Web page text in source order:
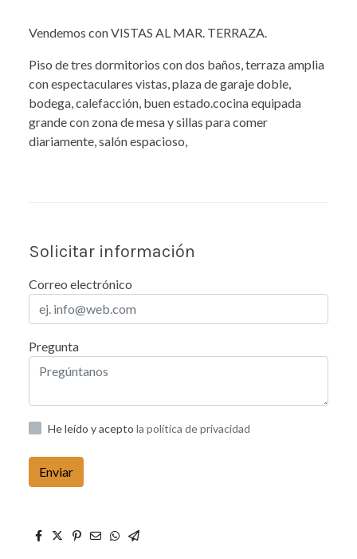
Vendemos con VISTAS AL MAR. TERRAZA.
Piso de tres dormitorios con dos baños, terraza amplia
con espectaculares vistas, plaza de garaje doble,
bodega, calefacción, buen estado.cocina equipada
grande con zona de mesa y sillas para comer
diariamente, salón espacioso,
Solicitar información
Correo electrónico
Pregunta
He leído y acepto la política de privacidad
Enviar